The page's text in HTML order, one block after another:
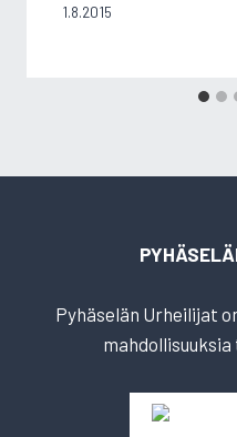
1.8.2015
Pyhäselän Urheilijat